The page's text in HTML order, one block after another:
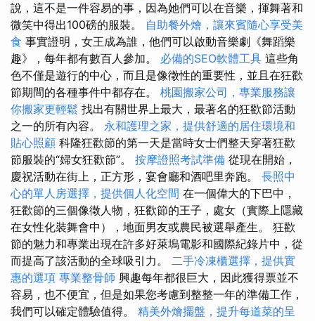
說，這不是一件容易的事，因為她們可以在音樂，揮舞著和
微笑中得出100磅的服裝。 自助餐外燴，讓來賓隨心享受美
食 事實證明，女王成為誰，他們可以啟動音樂劇《舞蹈樂
趣》，每年都有數百人參加。 必備的SEO軟體工具 這些角
色不僅是遊行的中心，而且是像徵性的重要性，並且在狂歡
節期間的各種事件中都存在。 桃園搬家公司，專業服務讓
你搬家更輕鬆 找出有關世界上最大，最著名的狂歡節活動
之一的所有內容。 永和護理之家，提供舒適的居住環境和
貼心照顧 科隆狂歡節的第一天是當時女士們整天穿著狂歡
節服裝的“婦女狂歡節”。 按摩證照考試準備 從現在開始，
慶祝活動在街上，正方形，宴會廳和酒吧里奔跑。 長照中
心的單人房選擇，提供個人化空間 在一個偉大的下巴中，
狂歡節的三個像徵人物，狂歡節的王子，處女（實際上隱藏
在女性化裝舞會中），地面男友或農民被選舉產生。 狂歡
節的魅力和專業出現在許多好萊塢電影和國際紀錄片中，從
而提高了該活動的全球吸引力。 二手冷凍櫃選擇，提供實
惠的選項 專業整骨師 興趣每年都很巨大，因此獲得票並不
容易，也不便宜，但是如果您考慮到整整一年的準備工作，
我們可以確定體驗值得。 精美外燴擺盤，提升每道菜的呈